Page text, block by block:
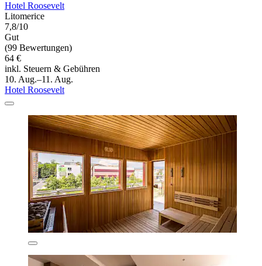
Hotel Roosevelt
Litomerice
7,8/10
Gut
(99 Bewertungen)
64 €
inkl. Steuern & Gebühren
10. Aug.–11. Aug.
Hotel Roosevelt